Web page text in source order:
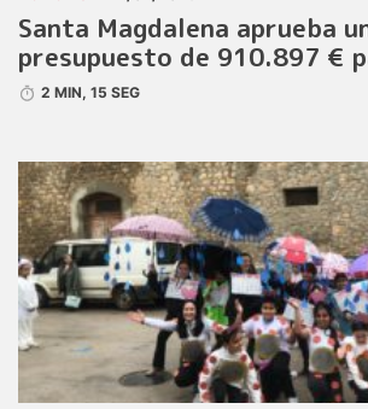
Santa Magdalena aprueba
presupuesto de 910.897 €
2 MIN, 15 SEG